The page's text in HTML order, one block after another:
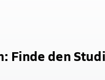
Finde den